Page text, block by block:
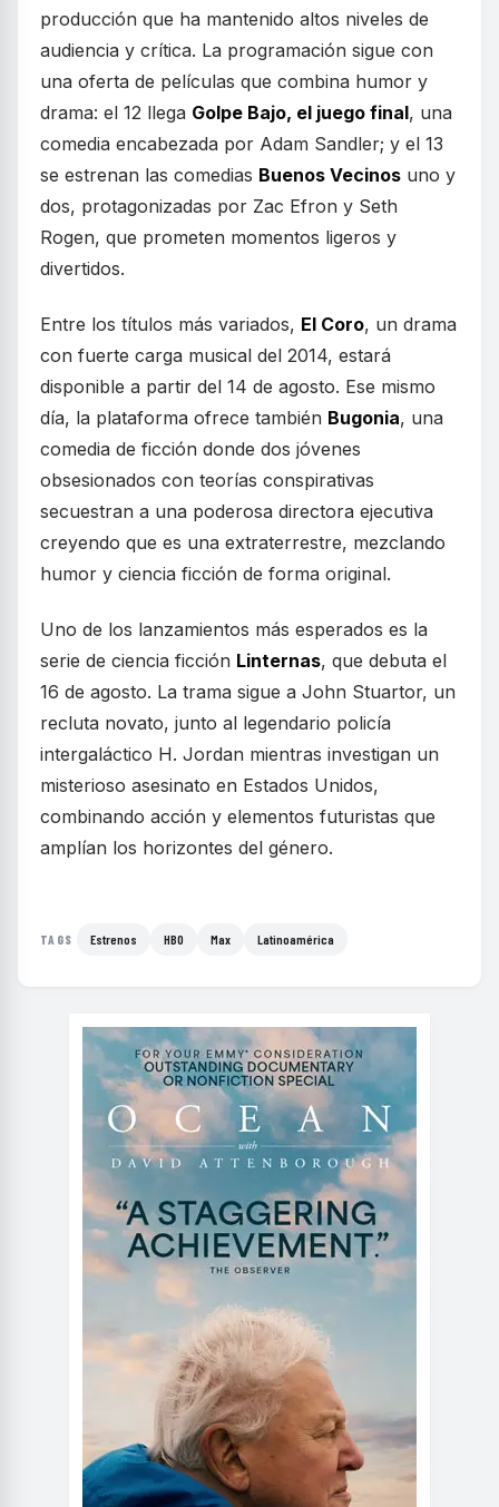
producción que ha mantenido altos niveles de
audiencia y crítica. La programación sigue con
una oferta de películas que combina humor y
drama: el 12 llega Golpe Bajo, el juego final, una
comedia encabezada por Adam Sandler; y el 13
se estrenan las comedias Buenos Vecinos uno y
dos, protagonizadas por Zac Efron y Seth
Rogen, que prometen momentos ligeros y
divertidos.
Entre los títulos más variados, El Coro, un drama
con fuerte carga musical del 2014, estará
disponible a partir del 14 de agosto. Ese mismo
día, la plataforma ofrece también Bugonia, una
comedia de ficción donde dos jóvenes
obsesionados con teorías conspirativas
secuestran a una poderosa directora ejecutiva
creyendo que es una extraterrestre, mezclando
humor y ciencia ficción de forma original.
Uno de los lanzamientos más esperados es la
serie de ciencia ficción Linternas, que debuta el
16 de agosto. La trama sigue a John Stuartor, un
recluta novato, junto al legendario policía
intergaláctico H. Jordan mientras investigan un
misterioso asesinato en Estados Unidos,
combinando acción y elementos futuristas que
amplían los horizontes del género.
TAGS Estrenos HBO Max Latinoamérica